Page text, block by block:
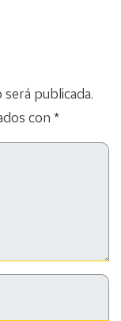
publicada.
con *